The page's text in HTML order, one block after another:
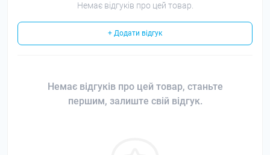
Немає відгуків про цей товар.
+ Додати відгук
Немає відгуків про цей товар, станьте
першим, залиште свій відгук.